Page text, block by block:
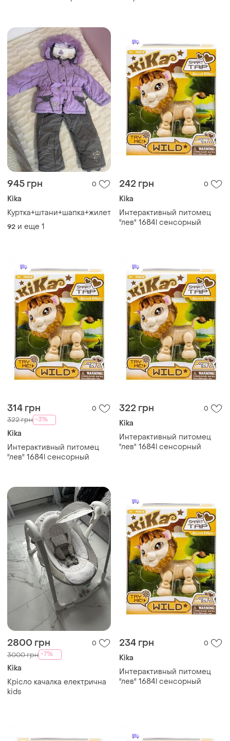
945 грн 0
Kika
Куртка+штани+шапка+жилетка
92 и еще 1
242 грн 0
Kika
Интерактивный питомец
"лев" 1684l сенсорный
314 грн 0
322 грн -3%
Kika
Интерактивный питомец
"лев" 1684l сенсорный
322 грн 0
Kika
Интерактивный питомец
"лев" 1684l сенсорный
2800 грн 0
3000 грн -7%
Kika
Крісло качалка електрична
kids
234 грн 0
Kika
Интерактивный питомец
"лев" 1684l сенсорный